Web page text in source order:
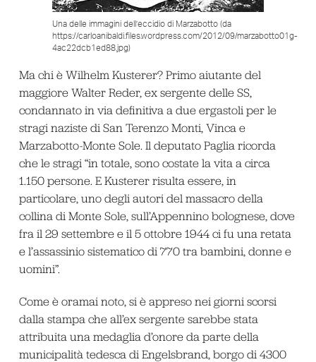
Una delle immagini dell’eccidio di Marzabotto (da
https://carloanibaldi.files.wordpress.com/2012/09/marzabotto01g-
4ac22dcb1ed88.jpg)
Ma chi è Wilhelm Kusterer? Primo aiutante del
maggiore Walter Reder, ex sergente delle SS,
condannato in via definitiva a due ergastoli per le
stragi naziste di San Terenzo Monti, Vinca e
Marzabotto-Monte Sole. Il deputato Paglia ricorda
che le stragi “in totale, sono costate la vita a circa
1.150 persone. E Kusterer risulta essere, in
particolare, uno degli autori del massacro della
collina di Monte Sole, sull’Appennino bolognese, dove
fra il 29 settembre e il 5 ottobre 1944 ci fu una retata
e l’assassinio sistematico di 770 tra bambini, donne e
uomini”.
Come è oramai noto, si è appreso nei giorni scorsi
dalla stampa che all’ex sergente sarebbe stata
attribuita una medaglia d’onore da parte della
municipalità tedesca di Engelsbrand, borgo di 4300